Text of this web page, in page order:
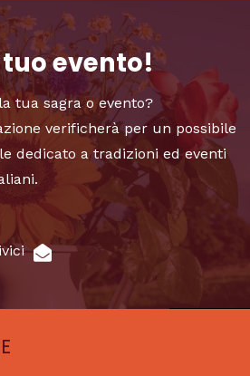
evento!
tua sagra o evento?
verificherà per un possibile
dedicato a tradizioni ed eventi